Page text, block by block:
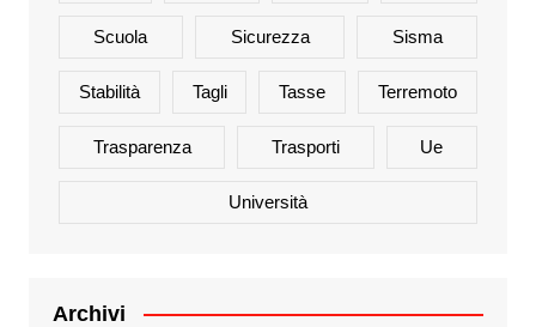
Scuola Sicurezza Sisma
Stabilità Tagli Tasse Terremoto
Trasparenza Trasporti Ue
Università
Archivi